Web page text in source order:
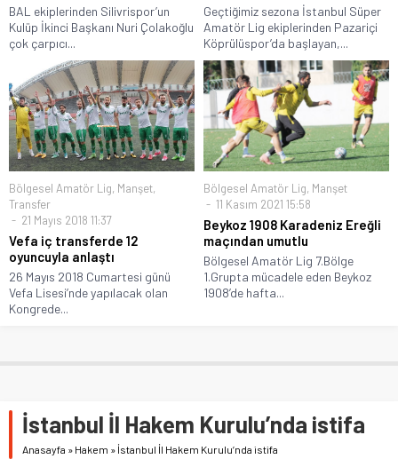
BAL ekiplerinden Silivrispor’un
Kulüp İkinci Başkanı Nuri Çolakoğlu
çok çarpıcı...
Geçtiğimiz sezona İstanbul Süper
Amatör Lig ekiplerinden Pazariçi
Köprülüspor’da başlayan,...
Bölgesel Amatör Lig, Manşet,
Transfer
21 Mayıs 2018 11:37
Vefa iç transferde 12
oyuncuyla anlaştı
26 Mayıs 2018 Cumartesi günü
Vefa Lisesi’nde yapılacak olan
Kongrede...
Bölgesel Amatör Lig, Manşet
11 Kasım 2021 15:58
Beykoz 1908 Karadeniz Ereğli
maçından umutlu
Bölgesel Amatör Lig 7.Bölge
1.Grupta mücadele eden Beykoz
1908’de hafta...
İstanbul İl Hakem Kurulu’nda istifa
Anasayfa » Hakem » İstanbul İl Hakem Kurulu’nda istifa